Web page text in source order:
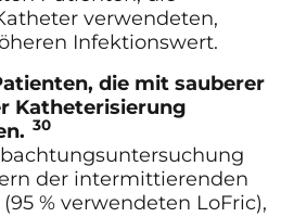
verwendeten,
Infektionswert.
die mit sauberer
Katheterisierung
30
der intermittierenden
% verwendeten LoFric),